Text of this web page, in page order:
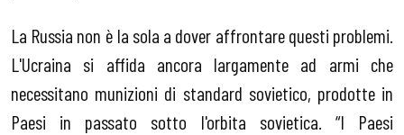
La Russia non è la sola a dover affrontare questi problemi.
L'Ucraina si affida ancora largamente ad armi che
necessitano munizioni di standard sovietico, prodotte in
Paesi in passato sotto l'orbita sovietica. “I Paesi